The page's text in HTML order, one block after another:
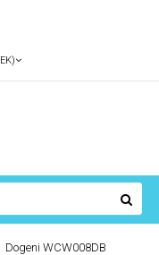
Dogeni WCW008DB